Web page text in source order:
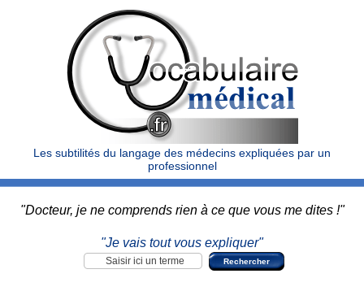
Les subtilités du langage des médecins expliquées par un
professionnel
"Docteur, je ne comprends rien à ce que vous me dites !"
"Je vais tout vous expliquer"